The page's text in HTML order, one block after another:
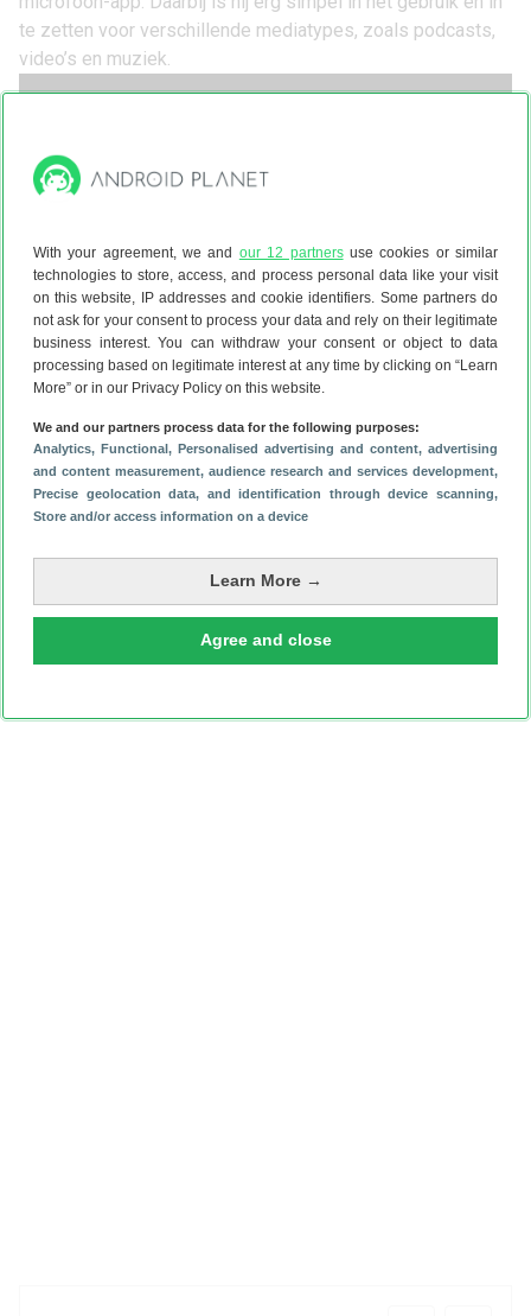
With your agreement, we and our 12 partnersuse cookies or similar
technologies to store, access, and process personal data like your visit
on this website, IP addresses and cookie identifiers. Some partners do
not ask for your consent to process your data and rely on their legitimate
business interest. You can withdraw your consent or object to data
processing based on legitimate interest at any time by clicking on “Learn
More” or in our Privacy Policy on this website.
We and our partners process data for the following purposes:
Analytics, Functional, Personalised advertising and content, advertising
and content measurement, audience research and services development,
Precise geolocation data, and identification through device scanning,
Store and/or access information on a device
Learn More →
Agree and close
te zetten voor verschillende mediatypes, zoals podcasts,
video’s en muziek.
De app biedt verschillende audio-effecten die je opname
kunnen verbeteren. Zo heb je de mogelijkheid om
achtergrondruis te verminderen, wat erg goed van pas komt
bij telefoonmicrofoontjes. Verder heb je een equalizer om
te stellen en nog veel meer. Houd er rekening mee dat de
app vrij nieuw is en nog niet volledig is doorontwikkeld.
Hierdoor werken sommige dingen mogelijk nog niet